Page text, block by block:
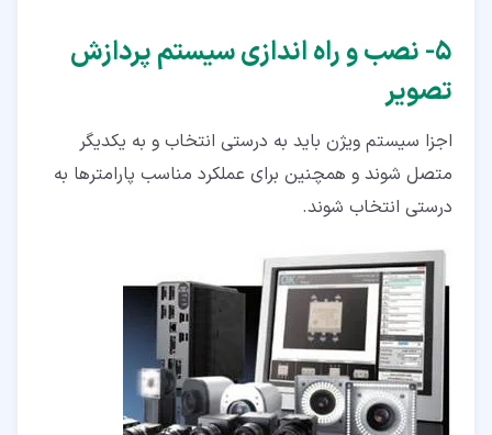
۵‏- نصب و راه اندازی سیستم پردازش
تصویر
اجزا سیستم ویژن باید به درستی انتخاب و به یکدیگر
متصل شوند و همچنین برای عملکرد مناسب پارامترها به
درستی انتخاب شوند.